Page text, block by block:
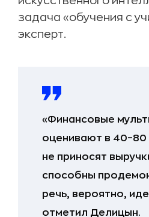
задача «обучения с
эксперт.
«Финансовые
оценивают в
не приносят
способны
речь, вероятно,
отметил Делицын.